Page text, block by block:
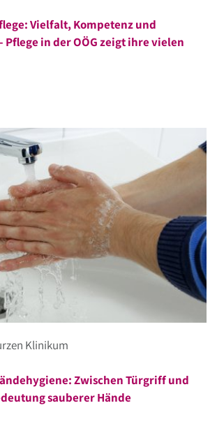
Vielfalt, Kompetenz und
Pflege in der OÖG zeigt ihre vielen
Klinikum
Zwischen Türgriff und
sauberer Hände